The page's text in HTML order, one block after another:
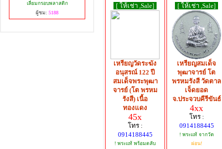
เลี่ยมกรอบพลาสติก
ผู้ชม: 5188
[ ให้เช่า ,Sale]
เหรียญวัดระฆัง
อนุสรณ์ 122 ปี
สมเด็จพระพุฒา
จารย์ (โต พรหม
รังสี) เนื้อ
ทองแดง
45x
โทร :
0914188445
! พระแท้ พร้อมตลับ
[ ให้เช่า ,Sale]
เหรียญสมเด็จ
พุฒาจารย์ โต
พรหมรังสี วัดตาล
เจ็ดยอด
จ.ประจวบคีรีขันธ์
4xx
โทร :
0914188445
! พระแท้ จากวัด
ผ่อน!